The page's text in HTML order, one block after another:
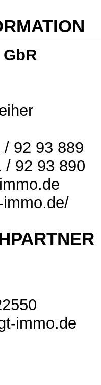
92 93 889
/ 92 93 890
immo.de